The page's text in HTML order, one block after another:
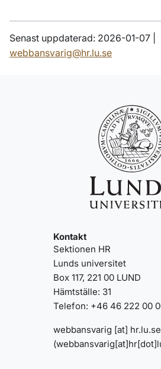
Senast uppdaterad: 2026-01-07 |
webbansvarig@hr.lu.se
Kontakt
Sektionen HR
Lunds universitet
Box 117, 221 00 LUND
Hämtställe: 31
Telefon: +46 46 222 00
webbansvarig [at] hr.lu.se